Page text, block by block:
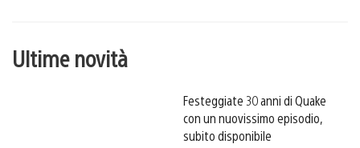
Ultime novità
Festeggiate 30 anni di Quake
con un nuovissimo episodio,
subito disponibile